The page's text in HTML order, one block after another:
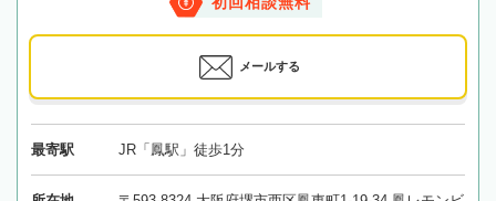
メールする
最寄駅 JR「鳳駅」徒歩1分